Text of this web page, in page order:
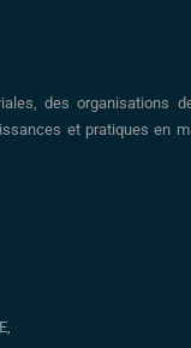
des organisations
et pratiques en